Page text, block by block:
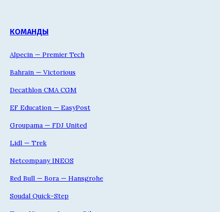
КОМАНДЫ
Alpecin — Premier Tech
Bahrain — Victorious
Decathlon CMA CGM
EF Education — EasyPost
Groupama — FDJ United
Lidl — Trek
Netcompany INEOS
Red Bull — Bora — Hansgrohe
Soudal Quick-Step